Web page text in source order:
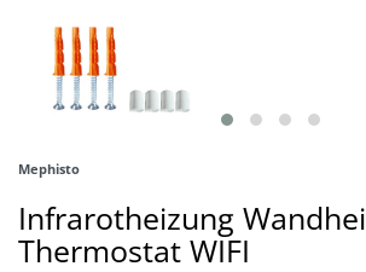
Mephisto
Infrarotheizung
Thermostat WIFI